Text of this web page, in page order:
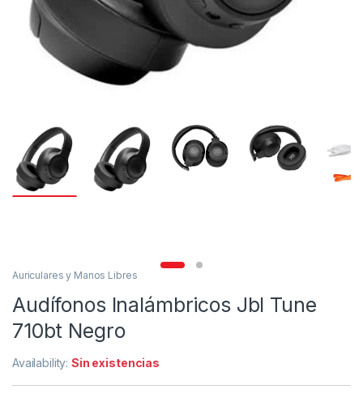
Auriculares y Manos Libres
Audífonos Inalámbricos Jbl Tune
710bt Negro
Availability:Sin existencias